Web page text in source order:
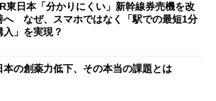
東日本「分かりにくい」新幹線券売機を改
へ なぜ、スマホではなく「駅での最短1分
入」を実現？
本の創薬力低下、その本当の課題とは